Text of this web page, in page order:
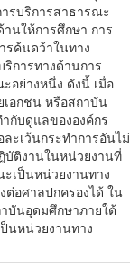
รบริการสาธารณะ
นให้การศึกษา การ
รค้นดว้าในทาง
การทางด้านการ
อย่างหนึ่ง ดังนี้ เมื่อ
อกชน หรือสถาบัน
กับดูแลขององค์กร
ะเว้นกระทำการอันไม่
บัติงานในหน่วยงานที่
เป็นหน่วยงานทาง
ต่อศาลปกครองได้ ใน
บันอุดมศึกษาภายใต้
นหน่วยงานทาง